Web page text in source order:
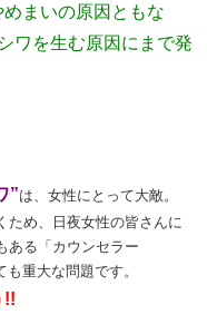
まいの原因ともな
ワを生む原因にまで発
”は、女性にとって大敵。
ため、日夜女性の皆さんに
ある「カウンセラー
重大な問題です。
!!